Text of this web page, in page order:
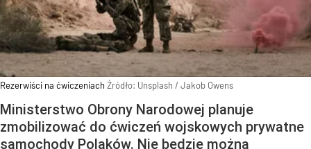
Rezerwiści na ćwiczeniach Źródło: Unsplash / Jakob Owens
Ministerstwo Obrony Narodowej planuje
zmobilizować do ćwiczeń wojskowych prywatne
samochody Polaków. Nie będzie można